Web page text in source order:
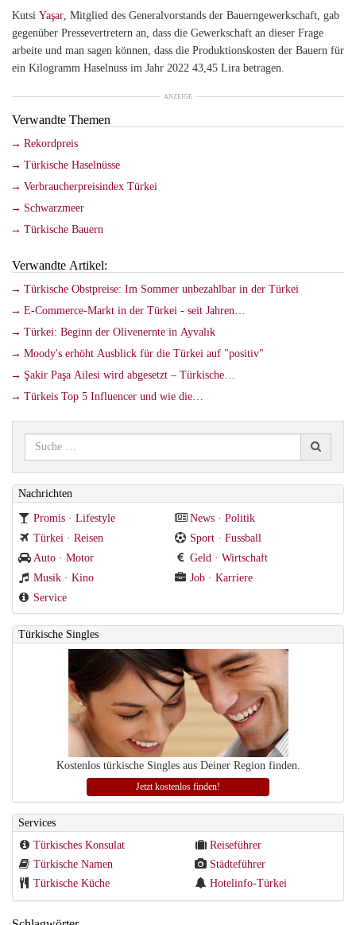
Kutsi Yaşar , Mitglied des Generalvorstands der Bauerngewerkschaft, gab
gegenüber Pressevertretern an, dass die Gewerkschaft an dieser Frage
arbeite und man sagen können, dass die Produktionskosten der Bauern für
ein Kilogramm Haselnuss im Jahr 2022 43,45 Lira betragen.
ANZEIGE
Verwandte Themen
Rekordpreis
Türkische Haselnüsse
Verbraucherpreisindex Türkei
Schwarzmeer
Türkische Bauern
Verwandte Artikel:
Türkische Obstpreise: Im Sommer unbezahlbar in der Türkei
E-Commerce-Markt in der Türkei - seit Jahren…
Türkei: Beginn der Olivenernte in Ayvalık
Moody's erhöht Ausblick für die Türkei auf "positiv"
Şakir Paşa Ailesi wird abgesetzt – Türkische…
Türkeis Top 5 Influencer und wie die…
Nachrichten
Promis · Lifestyle
News · Politik
Türkei · Reisen
Sport · Fussball
Auto · Motor
Geld · Wirtschaft
Musik · Kino
Job · Karriere
Service
Türkische Singles
Kostenlos türkische Singles aus Deiner Region finden.
Jetzt kostenlos finden!
Services
Türkisches Konsulat
Reiseführer
Türkische Namen
Städteführer
Türkische Küche
Hotelinfo-Türkei